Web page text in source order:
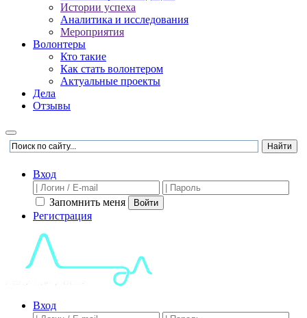
Истории успеха
Аналитика и исследования
Мероприятия
Волонтеры
Кто такие
Как стать волонтером
Актуальные проекты
Дела
Отзывы
Вход
Запомнить меня Войти
Регистрация
Вход